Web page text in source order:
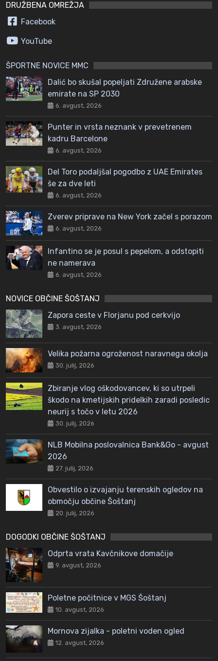
DRUŽBENA OMREŽJA
Facebook
YouTube
ŠPORTNE NOVICE MMC
Dalić bo skušal popeljati Združene arabske
emirate na SP 2030
6. avgust, 2026
Punter in vrsta neznank v prevetrenem
kadru Barcelone
6. avgust, 2026
Del Toro podaljšal pogodbo z UAE Emirates
še za dve leti
6. avgust, 2026
Zverev priprave na New York začel s porazom
6. avgust, 2026
Infantino se je posul s pepelom, a odstopiti
ne namerava
6. avgust, 2026
NOVICE OBČINE ŠOŠTANJ
Zapora ceste v Florjanu pod cerkvijo
3. avgust, 2026
Velika požarna ogroženost naravnega okolja
30. julij, 2026
Zbiranje vlog oškodovancev, ki so utrpeli
škodo na kmetijskih pridelkih zaradi posledic
neurij s točo v letu 2026
30. julij, 2026
NLB Mobilna poslovalnica Bank&Go - avgust
2026
27. julij, 2026
Obvestilo o izvajanju terenskih ogledov na
območju občine Šoštanj
20. julij, 2026
DOGODKI OBČINE ŠOŠTANJ
Odprta vrata Kavčnikove domačije
9. avgust, 2026
Poletne počitnice v MGS Šoštanj
10. avgust, 2026
Mornova zijalka - poletni voden ogled
12. avgust, 2026